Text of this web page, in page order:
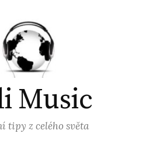
Music
tipy z celého světa